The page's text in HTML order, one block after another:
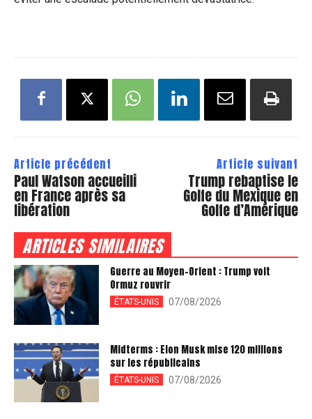
Article précédent
Paul Watson accueilli
en France après sa
libération
Article suivant
Trump rebaptise le
Golfe du Mexique en
Golfe d’Amérique
ARTICLES SIMILAIRES
Guerre au Moyen-Orient : Trump voit
Ormuz rouvrir
ÉTATS-UNIS 07/08/2026
Midterms : Elon Musk mise 120 millions
sur les républicains
ÉTATS-UNIS 07/08/2026